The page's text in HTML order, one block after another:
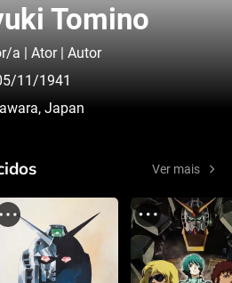
Tomino
a | Ator | Autor
11/1941
Japan
Ver mais